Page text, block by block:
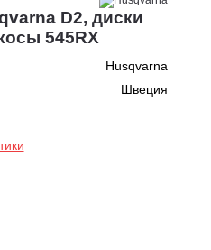
D2, диски
545RX
Husqvarna
Швеция